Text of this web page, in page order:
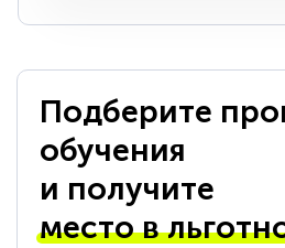
Подберите
обучения
и получите
место в